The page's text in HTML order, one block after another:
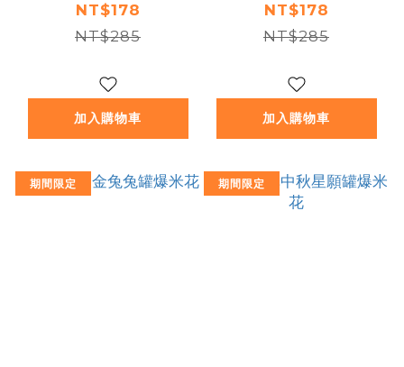
NT$178
NT$285
加入購物車
NT$178
NT$285
加入購物車
期間限定 期間限定